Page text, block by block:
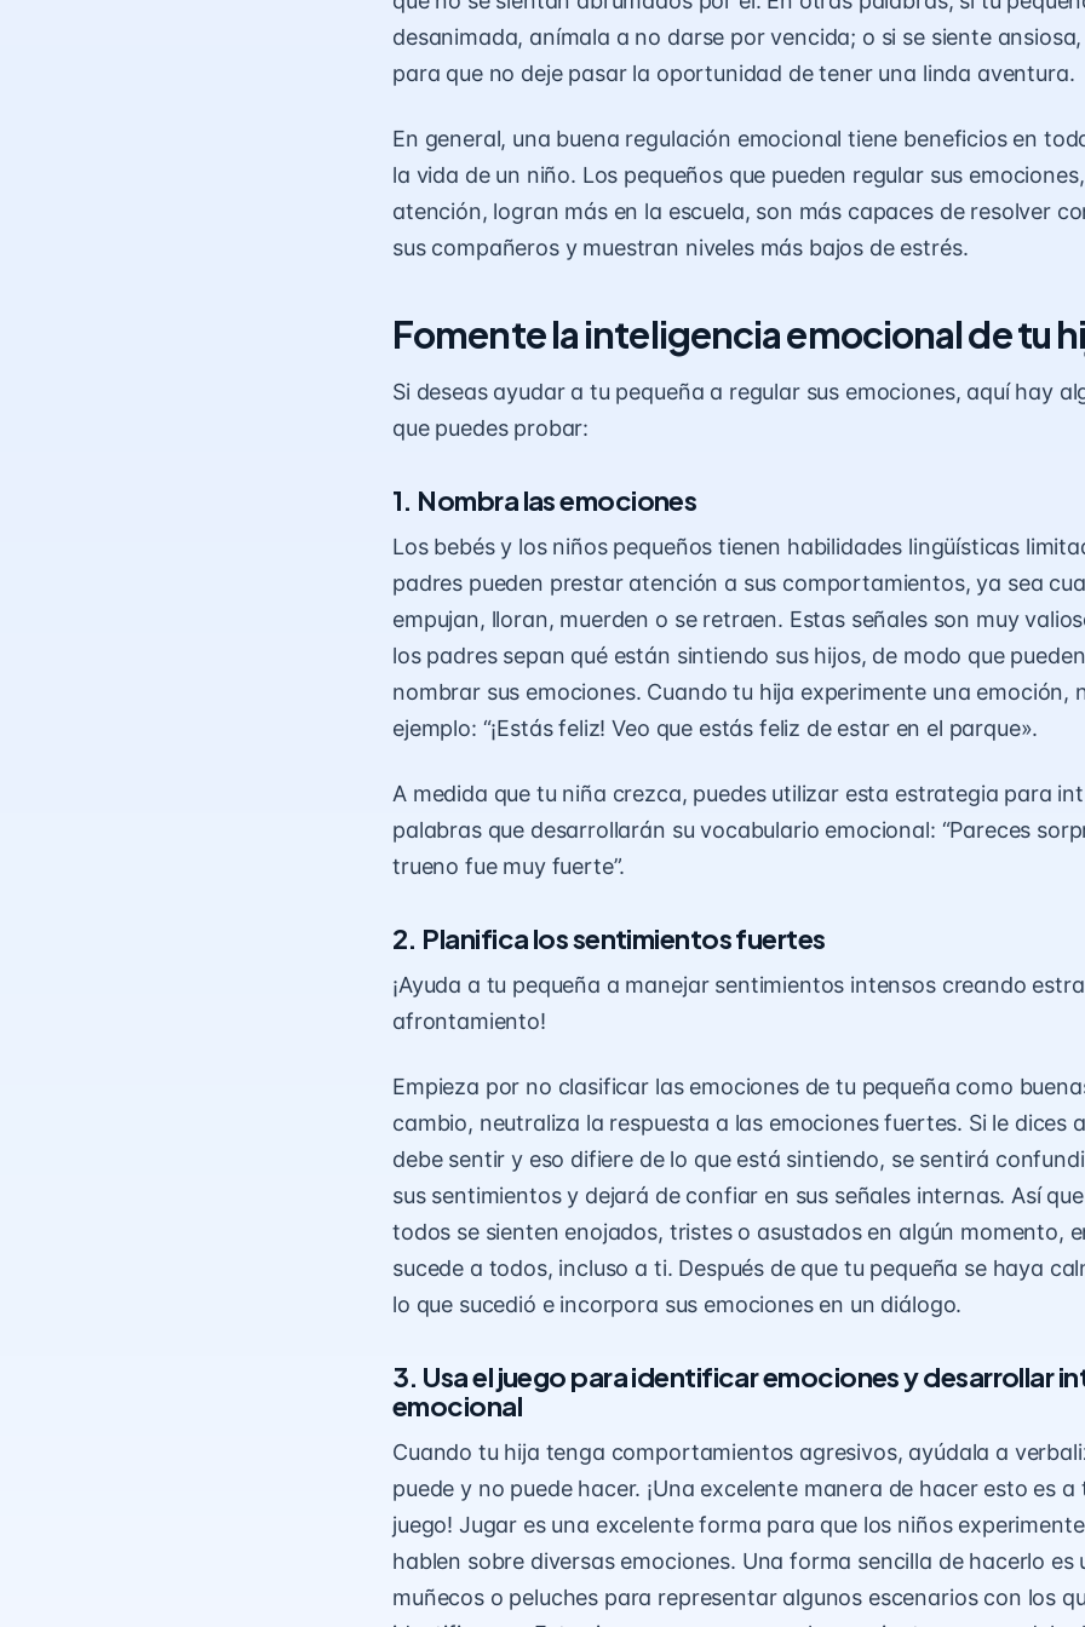
desanimada, anímala a no darse por vencida; o si se siente
para que no deje pasar la oportunidad de tener una linda aventura.
En general, una buena regulación emocional tiene beneficios en
la vida de un niño. Los pequeños que pueden regular sus
atención, logran más en la escuela, son más capaces de resolver
sus compañerosy muestran niveles más bajos de estrés.
Fomente la inteligencia emocional de tu
Si deseas ayudar a tu pequeña a regular sus emociones, aquí hay
que puedes probar:
1. Nombra las emociones
Los bebés y los niños pequeños tienen habilidades lingüísticas
padres pueden prestar atención a sus comportamientos, ya sea
empujan, lloran, muerden o se retraen. Estas señales son muy
los padres sepan qué están sintiendo sus hijos, de modo que
nombrar sus emociones. Cuando tu hija experimente una emoción,
ejemplo: “¡Estás feliz! Veo que estás feliz de estar en el parque».
A medida que tu niña crezca, puedes utilizar esta estrategia para
palabras que desarrollarán su vocabulario emocional: “Pareces
trueno fue muy fuerte”.
2. Planifica los sentimientos fuertes
¡Ayuda a tu pequeña a manejar sentimientos intensos creando
afrontamiento!
Empieza por no clasificar las emociones de tu pequeña como
cambio, neutraliza la respuesta a las emociones fuertes. Si le dices
debe sentir y eso difiere de lo que está sintiendo, se sentirá
sus sentimientos y dejará de confiar en sus señales internas. Así
todos se sienten enojados, tristes o asustados en algún momento,
sucede a todos, incluso a ti. Después de que tu pequeña se haya
lo que sucedió e incorpora sus emociones en un diálogo.
3. Usa el juego para identificar emociones y desarrollar
emocional
Cuando tu hija tenga comportamientos agresivos, ayúdala a
puede y no puede hacer. ¡Una excelente manera de hacer esto es a
juego! Jugar es una excelente forma para que los niños
hablen sobre diversas emociones. Una forma sencilla de hacerlo es
muñecos o peluches para representar algunos escenarios con los